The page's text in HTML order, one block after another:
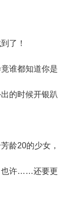
了！
谁都知道你是
的时候开银趴
龄20的少女，
也许……还要更